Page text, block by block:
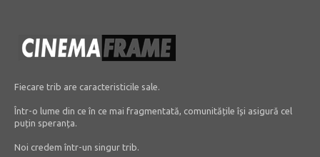
Fiecare trib are caracteristicile sale.
Într-o lume din ce în ce mai fragmentată, comunitățile își asigură cel
puțin speranța.
Noi credem într-un singur trib.